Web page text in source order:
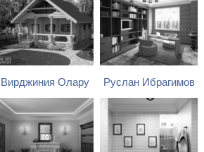
Вирджиния Олару Руслан Ибрагимов